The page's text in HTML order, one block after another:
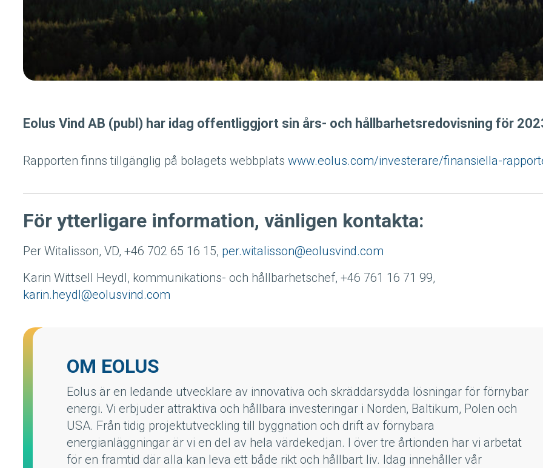
Eolus Vind AB (publ) har idag offentliggjort sin års- och hållbarhetsredovisning för
Rapporten finns tillgänglig på bolagets webbplats www.eolus.com/investerare/finansiella-
För ytterligare information, vänligen kontakta:
Per Witalisson, VD, +46 702 65 16 15, per.witalisson@eolusvind.com
Karin Wittsell Heydl, kommunikations- och hållbarhetschef, +46 761 16 71 99,
karin.heydl@eolusvind.com
OM EOLUS
Eolus är en ledande utvecklare av innovativa och skräddarsydda lösningar för förnybar
energi. Vi erbjuder attraktiva och hållbara investeringar i Norden, Baltikum, Polen och
USA. Från tidig projektutveckling till byggnation och drift av förnybara
energianläggningar är vi en del av hela värdekedjan. I över tre årtionden har vi arbetat
för en framtid där alla kan leva ett både rikt och hållbart liv. Idag innehåller vår